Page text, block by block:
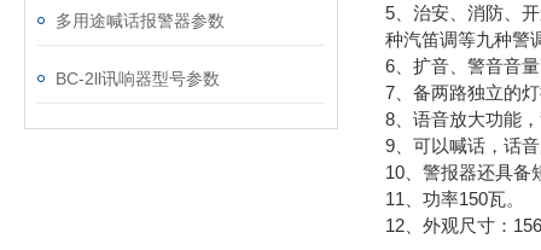
多用途喊话报警器参数
BC-2ll讯响器型号参数
5、治安、消防、
种汽笛调等九种警
6、扩音、警音音
7、备两路独立的
8、语音放大功能
9、可以喊话，话
10、警报器还具备
11、功率150瓦。
12、外观尺寸：